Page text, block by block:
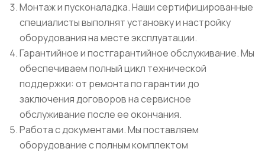
Монтаж и пусконаладка. Наши сертифицированные
специалисты выполнят установку и настройку
оборудования на месте эксплуатации.
Гарантийное и постгарантийное обслуживание. Мы
обеспечиваем полный цикл технической
поддержки: от ремонта по гарантии до
заключения договоров на сервисное
обслуживание после ее окончания.
Работа с документами. Мы поставляем
оборудование с полным комплектом